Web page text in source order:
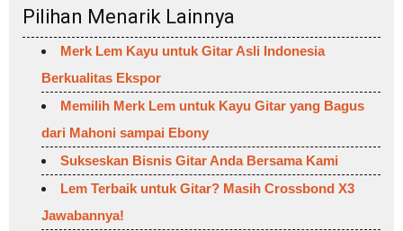
Pilihan Menarik Lainnya
Merk Lem Kayu untuk Gitar Asli Indonesia
Berkualitas Ekspor
Memilih Merk Lem untuk Kayu Gitar yang Bagus
dari Mahoni sampai Ebony
Sukseskan Bisnis Gitar Anda Bersama Kami
Lem Terbaik untuk Gitar? Masih Crossbond X3
Jawabannya!